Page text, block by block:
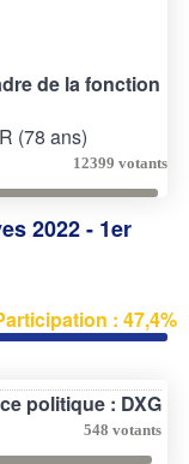
de la fonction
(78 ans)
12399 votants
2022 - 1er
: 47,4%
politique : DXG
548 votants